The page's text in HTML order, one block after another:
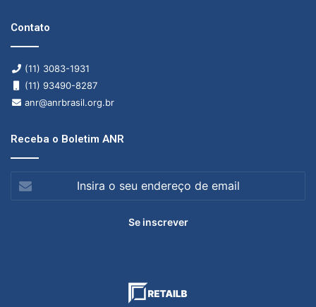
Contato
(11) 3083-1931
(11) 93490-8287
anr@anrbrasil.org.br
Receba o Boletim ANR